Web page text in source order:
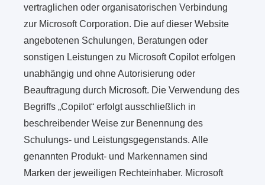
vertraglichen oder organisatorischen Verbindung
zur Microsoft Corporation. Die auf dieser Website
angebotenen Schulungen, Beratungen oder
sonstigen Leistungen zu Microsoft Copilot erfolgen
unabhängig und ohne Autorisierung oder
Beauftragung durch Microsoft. Die Verwendung des
Begriffs „Copilot“ erfolgt ausschließlich in
beschreibender Weise zur Benennung des
Schulungs- und Leistungsgegenstands. Alle
genannten Produkt- und Markennamen sind
Marken der jeweiligen Rechteinhaber. Microsoft